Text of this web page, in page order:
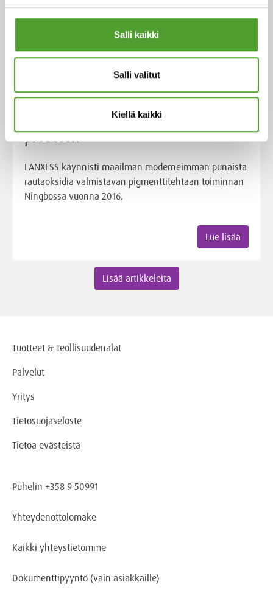
Salli kaikki
Salli valitut
Kiellä kaikki
Mikä on LANXESSin Ningbo Red–
prosessi?
LANXESS käynnisti maailman moderneimman punaista
rautaoksidia valmistavan pigmenttitehtaan toiminnan
Ningbossa vuonna 2016.
Lue lisää
Lisää artikkeleita
Tuotteet & Teollisuudenalat
Palvelut
Yritys
Tietosuojaseloste
Tietoa evästeistä
Puhelin +358 9 50991
Yhteydenottolomake
Kaikki yhteystietomme
Dokumenttipyyntö (vain asiakkaille)